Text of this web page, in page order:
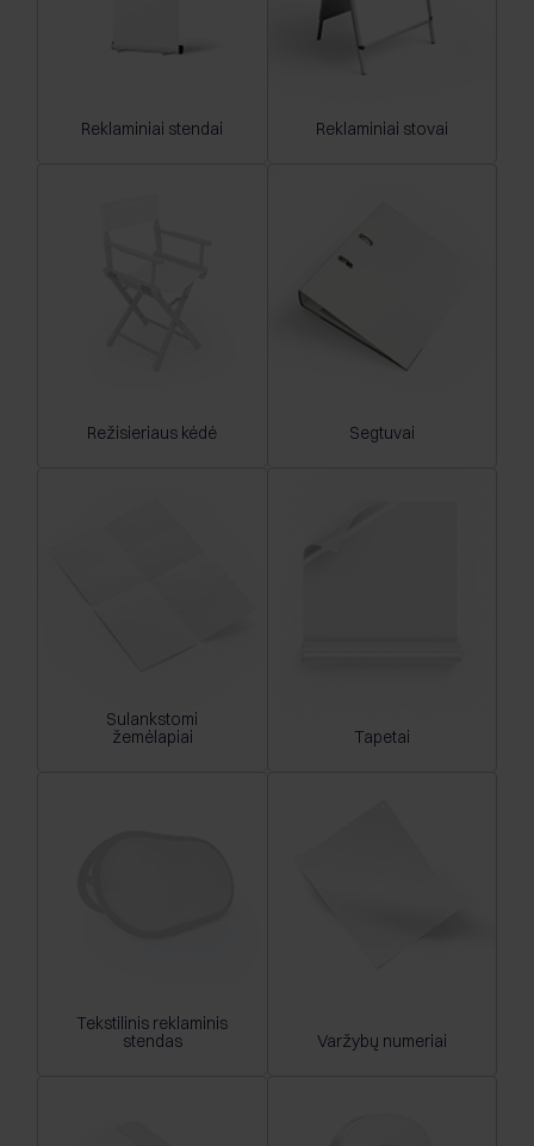
Reklaminiai stendai Reklaminiai stovai
Režisieriaus kėdė Segtuvai
Sulankstomi
žemėlapiai
Tapetai
Tekstilinis reklaminis
stendas
Varžybų numeriai